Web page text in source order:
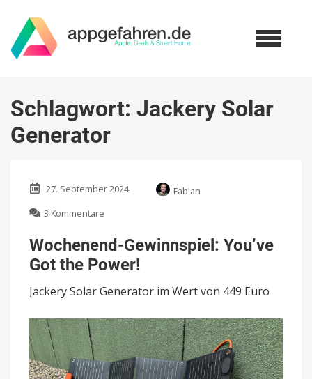
Schlagwort: Jackery Solar
Generator
27. September 2024
Fabian
3 Kommentare
Gewinnspiel:
You’ve
Got
Power!
Wochenend-Gewinnspiel: You’ve
Got the Power!
Jackery Solar Generator im Wert von 449 Euro